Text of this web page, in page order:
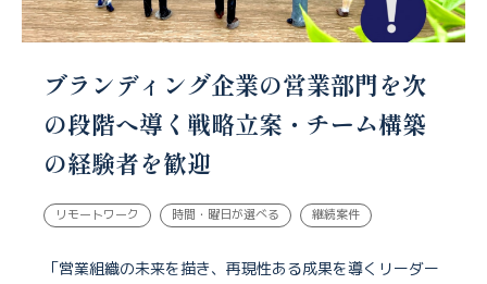
ブランディング企業の営業部門を次
の段階へ導く戦略立案・チーム構築
の経験者を歓迎
リモートワーク 時間・曜日が選べる 継続案件
「営業組織の未来を描き、再現性ある成果を導くリーダー